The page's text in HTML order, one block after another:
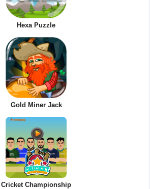
Hexa Puzzle
Gold Miner Jack
Cricket Championship